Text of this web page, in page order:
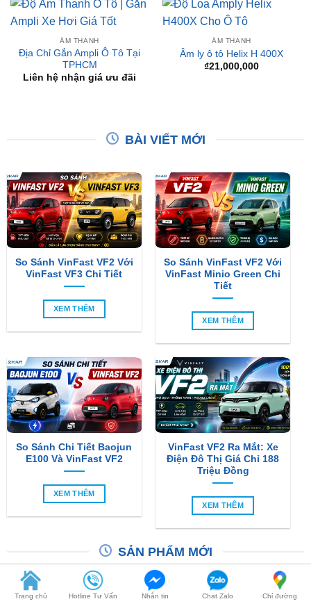
ÂM THANH
Địa Chỉ Gắn Ampli Ô Tô Tại
Liên hệ nhận giá ưu đãi
ÂM THANH
Âm ly ô tô Helix H 400X
So Sánh VinFast VF2 Với
VinFast VF3 Chi Tiết
XEM THÊM
So Sánh VinFast VF2 Với
VinFast Minio Green Chi
Tiết
XEM THÊM
So Sánh Chi Tiết Baojun
E100 Và VinFast VF2
XEM THÊM
VinFast VF2 Ra Mắt: Xe
Điện Đô Thị Giá Chỉ 188
Triệu Đồng
XEM THÊM
SẢN PHẨM MỚI
-6%
Trang chủ Hotline Tư Vấn Nhắn tin Chat Zalo Chỉ đường